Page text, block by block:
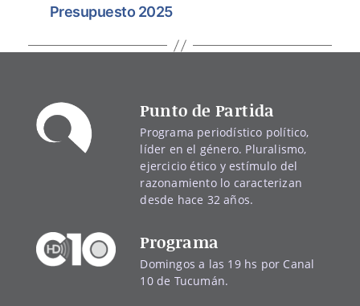
Presupuesto 2025
Punto de Partida
Programa periodístico político,
líder en el género. Pluralismo,
ejercicio ético y estímulo del
razonamiento lo caracterizan
desde hace 32 años.
Programa
Domingos a las 19 hs por Canal
10 de Tucumán.